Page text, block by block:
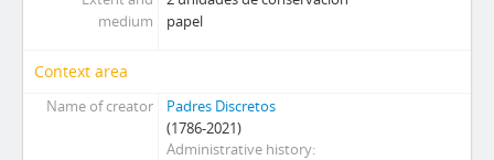
medium
papel
Context area
Name of creator
Padres Discretos
(1786-2021)
Administrative history